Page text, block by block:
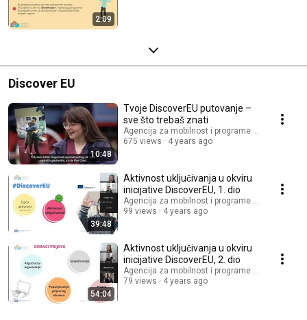
2:09
Discover EU
10:48
Tvoje DiscoverEU putovanje –
sve što trebaš znati
Agencija za mobilnost i programe Europske
675 views
4 years ago
39:48
Aktivnost uključivanja u okviru
inicijative DiscoverEU, 1. dio
Agencija za mobilnost i programe Europske
99 views
4 years ago
54:04
Aktivnost uključivanja u okviru
inicijative DiscoverEU, 2. dio
Agencija za mobilnost i programe Europske
79 views
4 years ago